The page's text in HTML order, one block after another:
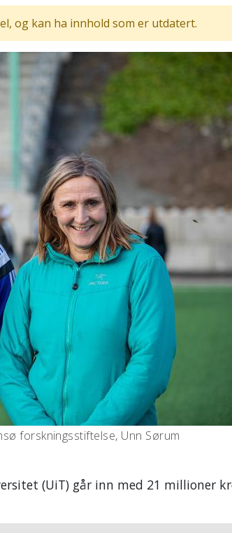
og kan ha innhold som er utdatert.
forskningsstiftelse, Unn Sørum
(UiT) går inn med 21 millioner